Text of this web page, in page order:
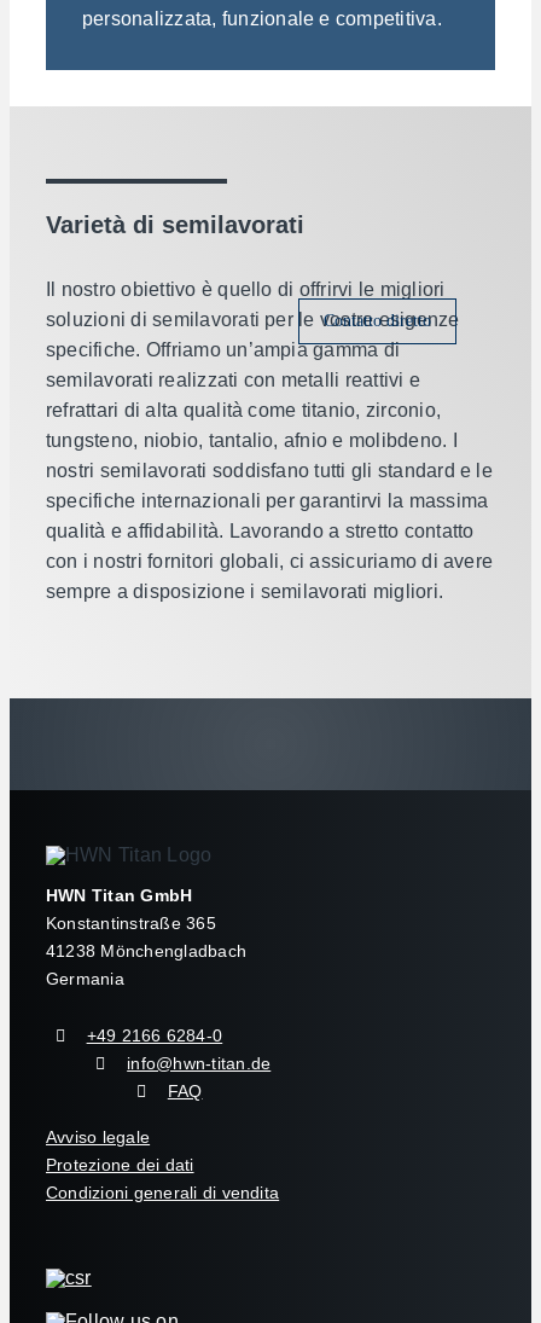
Contatto diretto
personalizzata, funzionale e competitiva.
Varietà di semilavorati
Il nostro obiettivo è quello di offrirvi le migliori
soluzioni di semilavorati per le vostre esigenze
specifiche. Offriamo un’ampia gamma di
semilavorati realizzati con metalli reattivi e
refrattari di alta qualità come titanio, zirconio,
tungsteno, niobio, tantalio, afnio e molibdeno. I
nostri semilavorati soddisfano tutti gli standard e le
specifiche internazionali per garantirvi la massima
qualità e affidabilità. Lavorando a stretto contatto
con i nostri fornitori globali, ci assicuriamo di avere
sempre a disposizione i semilavorati migliori.
HWN Titan GmbH
Konstantinstraße 365
41238 Mönchengladbach
Germania
+49 2166 6284-0
info@hwn-titan.de
FAQ
Avviso legale
Protezione dei dati
Condizioni generali di vendita